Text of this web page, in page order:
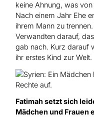
keine Ahnung, was
Nach einem Jahr Ehe
ihrem Mann zu
Verwandten darauf,
gab nach. Kurz darauf
ihr erstes Kind zur Welt.
Fatimah setzt sich
Mädchen und Frauen